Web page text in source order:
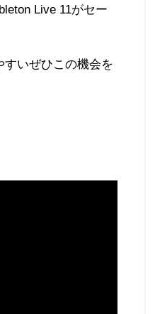
Live 11がセー
すいぜひこの機会を